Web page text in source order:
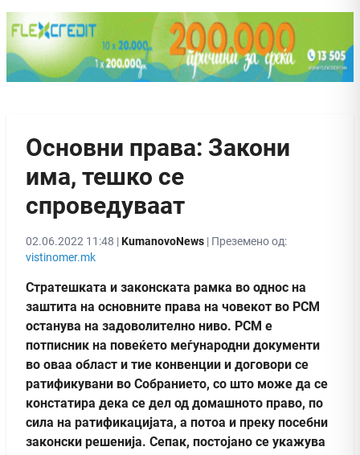
Основни права: Закони
има, тешко се
спроведуваат
02.06.2022 11:48 |KumanovoNews | Преземено од:
vistinomer.mk
Стратешката и законската рамка во однос на
заштита на основните права на човекот во РСМ
останува на задоволително ниво. РСМ е
потписник на повеќето меѓународни документи
во оваа област и тие конвенции и договори се
ратификувани во Собранието, со што може да се
констатира дека се дел од домашното право, по
сила на ратификацијата, а потоа и преку посебни
законски решенија. Сепак, постојано се укажува